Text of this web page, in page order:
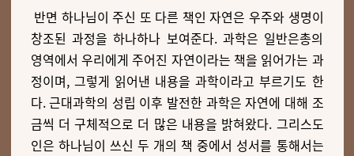
반면 하나님이 주신 또 다른 책인 자연은 우주와 생명이
창조된 과정을 하나하나 보여준다. 과학은 일반은총의
영역에서 우리에게 주어진 자연이라는 책을 읽어가는 과
정이며, 그렇게 읽어낸 내용을 과학이라고 부르기도 한
다. 근대과학의 성립 이후 발전한 과학은 자연에 대해 조
금씩 더 구체적으로 더 많은 내용을 밝혀왔다. 그리스도
인은 하나님이 쓰신 두 개의 책 중에서 성서를 통해서는